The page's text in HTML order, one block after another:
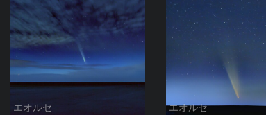
エオルセ エオルセ